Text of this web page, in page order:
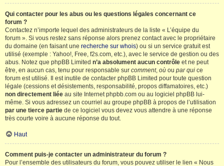
Qui contacter pour les abus ou les questions légales concernant ce
forum ?
Contactez n’importe lequel des administrateurs de la liste « L’équipe du
forum ». Si vous restez sans réponse alors prenez contact avec le propriétaire
du domaine (en faisant une recherche sur whois) ou si un service gratuit est
utilisé (exemple : Yahoo!, Free, f2s.com, etc.), avec le service de gestion ou des
abus. Notez que phpBB Limited n’a absolument aucun contrôle et ne peut
être, en aucun cas, tenu pour responsable sur comment, où ou par qui ce
forum est utilisé. Il est inutile de contacter phpBB Limited pour toute question
légale (cessions et désistements, responsabilité, propos diffamatoires, etc.)
non directement liée au site Internet phpbb.com ou au logiciel phpBB lui-
même. Si vous adressez un courriel au groupe phpBB à propos de l’utilisation
par une tierce partie de ce logiciel vous devez vous attendre à une réponse
très courte voire à aucune réponse du tout.
Haut
Comment puis-je contacter un administrateur du forum ?
Pour l’ensemble des utilisateurs du forum, vous pouvez utiliser le lien « Nous